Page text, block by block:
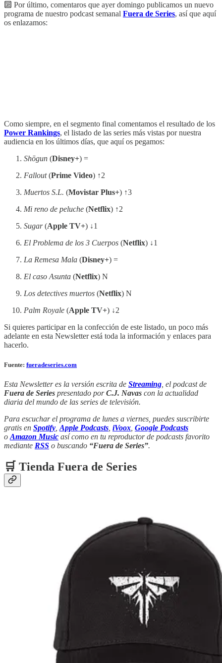
🔟 Por último, comentaros que ayer domingo publicamos un nuevo
programa de nuestro podcast semanal Fuera de Series, así que aquí
os enlazamos:
Como siempre, en el segmento final comentamos el resultado de los
Power Rankings, el listado de las series más vistas por nuestra
audiencia en los últimos días, que aquí os pegamos:
Shōgun (Disney+) =
Fallout(Prime Video) ↑2
Muertos S.L. (Movistar Plus+) ↑3
Mi reno de peluche (Netflix) ↑2
Sugar(Apple TV+) ↓1
El Problema de los 3 Cuerpos (Netflix) ↓1
La Remesa Mala (Disney+) =
El caso Asunta (Netflix) N
Los detectives muertos (Netflix) N
Palm Royale (Apple TV+) ↓2
Si quieres participar en la confección de este listado, un poco más
adelante en esta Newsletter está toda la información y enlaces para
hacerlo.
Fuente: fueradeseries.com
Esta Newsletter es la versión escrita de Streaming , el podcast de
Fuera de Series presentado porC.J. Navas con la actualidad
diaria del mundo de las series de televisión.
Para escuchar el programa de lunes a viernes, puedes suscribirte
gratis en Spotify Apple Podcasts iVoox Google Podcasts
o Amazon Music así como en tu reproductor de podcasts favorito
mediante RSS o buscando “Fuera de Series”.
🛒 Tienda Fuera de Series